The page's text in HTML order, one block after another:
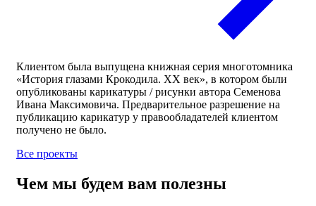
Клиентом была выпущена книжная серия многотомника
«История глазами Крокодила. ХХ век», в котором были
опубликованы карикатуры / рисунки автора Семенова
Ивана Максимовича. Предварительное разрешение на
публикацию карикатур у правообладателей клиентом
получено не было.
Все проекты
Чем мы будем вам полезны